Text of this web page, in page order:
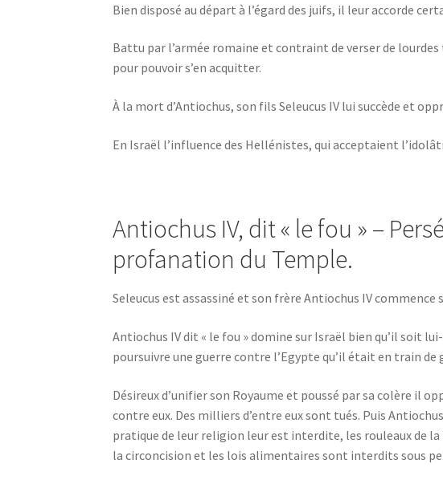
Bien disposé au départ à l’égard des juifs, il leur accorde
Battu par l’armée romaine et contraint de verser de
pour pouvoir s’en acquitter.
À la mort d’Antiochus, son fils Seleucus IV lui succède et
En Israël l’influence des Hellénistes, qui acceptaient
Antiochus IV, dit « le fou » –
profanation du Temple.
Seleucus est assassiné et son frère Antiochus IV commence
Antiochus IV dit « le fou » domine sur Israël bien qu’il soit
poursuivre une guerre contre l’Egypte qu’il était en train de
Désireux d’unifier son Royaume et poussé par sa colère il
contre eux. Des milliers d’entre eux sont tués. Puis
pratique de leur religion leur est interdite, les rouleaux de
la circoncision et les lois alimentaires sont interdits sous